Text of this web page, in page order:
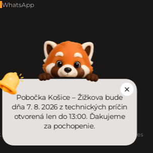
Pobočka Košice – Žižkova bude
dňa 7. 8. 2026 z technických príčin
otvorená len do 13:00. Ďakujeme
za pochopenie.
WhatsApp
. Všetky práva vyhradené. Upraviť nastavenie cookies